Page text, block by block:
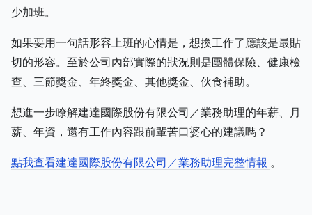
少加班。
如果要用一句話形容上班的心情是，想換工作了應該是最貼
切的形容。至於公司內部實際的狀況則是團體保險、健康檢
查、三節獎金、年終獎金、其他獎金、伙食補助。
想進一步瞭解建達國際股份有限公司／業務助理的年薪、月
薪、年資，還有工作內容跟前輩苦口婆心的建議嗎？
點我查看建達國際股份有限公司／業務助理完整情報 。